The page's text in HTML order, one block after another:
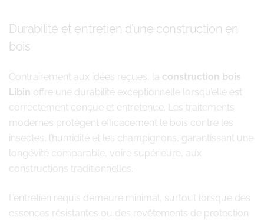
Durabilité et entretien d’une construction en
bois
Contrairement aux idées reçues, la construction bois
Libin offre une durabilité exceptionnelle lorsqu’elle est
correctement conçue et entretenue. Les traitements
modernes protègent efficacement le bois contre les
insectes, l’humidité et les champignons, garantissant une
longévité comparable, voire supérieure, aux
constructions traditionnelles.
L’entretien requis demeure minimal, surtout lorsque des
essences résistantes ou des revêtements de protection